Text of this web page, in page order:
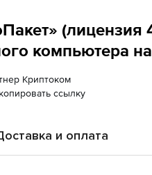
(лицензия
компьютера на
Криптоком
ссылку
и оплата